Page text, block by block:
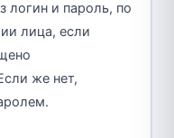
логин и пароль, по
лица, если
же нет,